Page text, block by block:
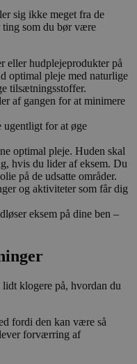
sig ikke meget fra de
ting som du bør være
eller hudplejeprodukter på
optimal pleje med naturlige
tilsætningsstoffer.
af gangen for at minimere
ugentligt for at øge
optimal pleje. Huden skal
hvis du lider af eksem. Du
på de udsatte områder.
og aktiviteter som får dig
eksem på dine ben –
klogere på, hvordan du
fordi den kan være så
forværring af